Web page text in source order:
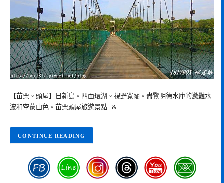
【苗栗。頭屋】日新島。四面環湖。視野寬闊。盡覽明德水庫的瀲豔水
波和空蒙山色。苗栗頭屋旅遊景點 &…
CONTINUE READING